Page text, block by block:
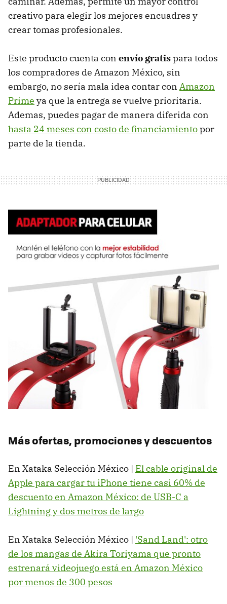
creativo para elegir los mejores encuadres y
crear tomas profesionales.
Este producto cuenta con envío gratispara todos
los compradores de Amazon México, sin
embargo, no sería mala idea contar con Amazon
Prime ya que la entrega se vuelve prioritaria.
Ademas, puedes pagar de manera diferida con
hasta 24 meses con costo de financiamientopor
parte de la tienda.
Más ofertas, promociones y descuentos
En Xataka Selección México | El cable original de
Apple para cargar tu iPhone tiene casi 60% de
descuento en Amazon México: de USB-C a
Lightning y dos metros de largo
En Xataka Selección México | 'Sand Land': otro
de los mangas de Akira Toriyama que pronto
estrenará videojuego está en Amazon México
por menos de 300 pesos